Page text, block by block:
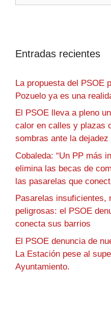
Entradas recientes
La propuesta del PSOE
Pozuelo ya es una
El PSOE lleva a pleno
calor en calles y plazas
sombras ante la dejadez
Cobaleda: “Un PP más
elimina las becas de
las pasarelas que
Pasarelas insuficientes,
peligrosas: el PSOE
conecta sus barrios
El PSOE denuncia de
La Estación pese al
Ayuntamiento.